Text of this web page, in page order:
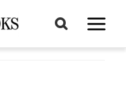
Main